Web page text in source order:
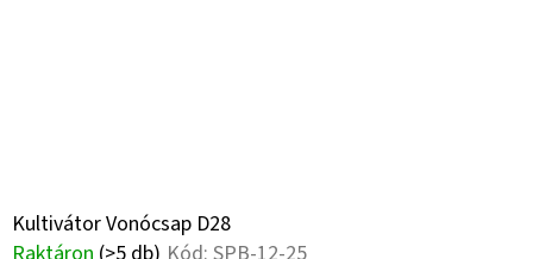
Kultivátor Vonócsap D28